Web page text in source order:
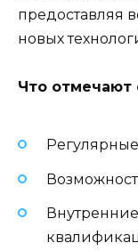
предоставляя
новых
Что отмечают